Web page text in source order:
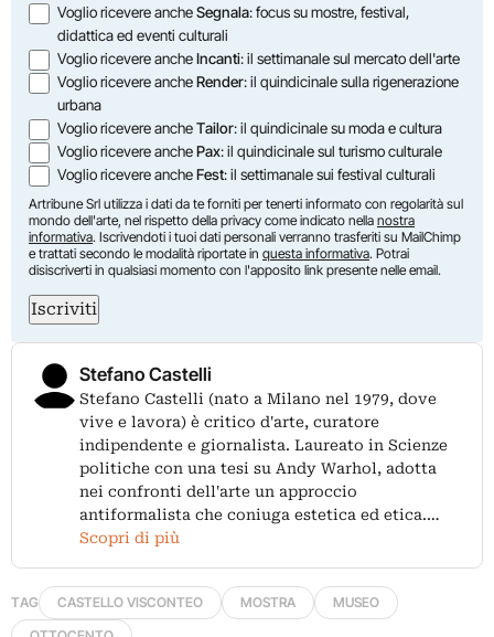
Opzioni
Voglio ricevere ancheSegnala: focus su mostre, festival,
didattica ed eventi culturali
Voglio ricevere ancheIncanti: il settimanale sul mercato dell'arte
Voglio ricevere ancheRender: il quindicinale sulla rigenerazione
urbana
Voglio ricevere ancheTailor: il quindicinale su moda e cultura
Voglio ricevere anchePax: il quindicinale sul turismo culturale
Voglio ricevere ancheFest: il settimanale sui festival culturali
Artribune Srl utilizza i dati da te forniti per tenerti informato con regolarità sul
mondo dell'arte, nel rispetto della privacy come indicato nella nostra
informativa. Iscrivendoti i tuoi dati personali verranno trasferiti su MailChimp
e trattati secondo le modalità riportate in questa informativa. Potrai
disiscriverti in qualsiasi momento con l'apposito link presente nelle email.
Iscriviti
Stefano Castelli
Stefano Castelli (nato a Milano nel 1979, dove
vive e lavora) è critico d'arte, curatore
indipendente e giornalista. Laureato in Scienze
politiche con una tesi su Andy Warhol, adotta
nei confronti dell'arte un approccio
antiformalista che coniuga estetica ed etica.…
Scopri di più
TAG CASTELLO VISCONTEO MOSTRA
MUSEO